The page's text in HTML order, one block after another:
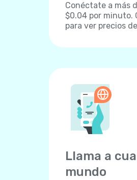
Conéctate a más
$0.04 por minuto.
para ver precios
Llama a
mundo